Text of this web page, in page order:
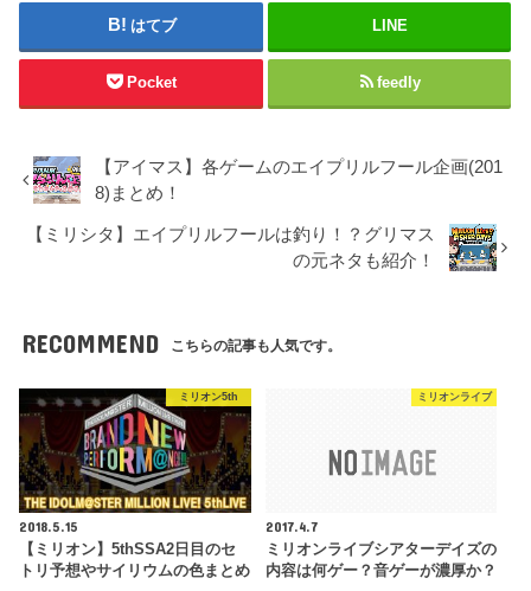
はてブ LINE
Pocket feedly
【アイマス】各ゲームのエイプリルフール企画(201
8)まとめ！
【ミリシタ】エイプリルフールは釣り！？グリマス
の元ネタも紹介！
RECOMMEND こちらの記事も人気です。
ミリオン5th
2018.5.15
【ミリオン】5thSSA2日目のセ
トリ予想やサイリウムの色まとめ
ミリオンライブ
2017.4.7
ミリオンライブシアターデイズの
内容は何ゲー？音ゲーが濃厚か？